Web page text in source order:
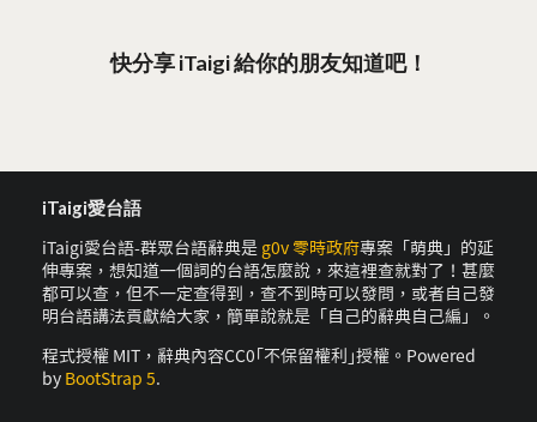
快分享 iTaigi 給你的朋友知道吧！
iTaigi愛台語
iTaigi愛台語-群眾台語辭典是 g0v 零時政府專案「萌典」的延
伸專案，想知道一個詞的台語怎麼說，來這裡查就對了！甚麼
都可以查，但不一定查得到，查不到時可以發問，或者自己發
明台語講法貢獻給大家，簡單說就是「自己的辭典自己編」。
程式授權 MIT，辭典內容CC0｢不保留權利｣授權。Powered
by BootStrap 5.